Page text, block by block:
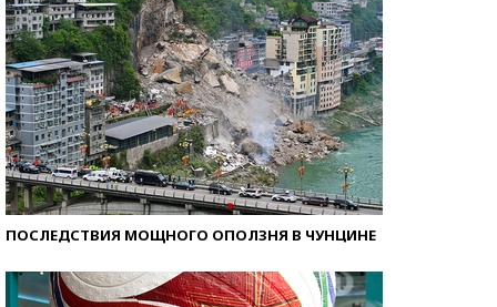
ПОСЛЕДСТВИЯ МОЩНОГО ОПОЛЗНЯ В ЧУНЦИНЕ